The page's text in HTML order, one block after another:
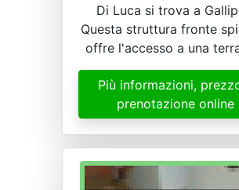
Di Luca si trova a
Questa struttura fronte
offre l'accesso a una
Più informazioni,
prenotazione online